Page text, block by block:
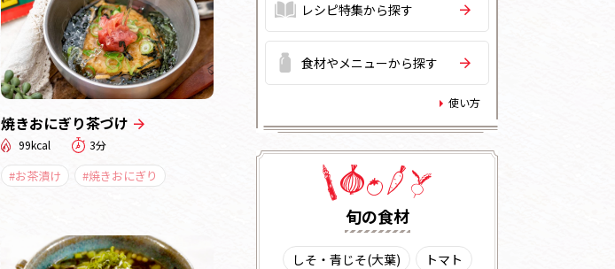
焼きおにぎり茶づけ
99kcal 3分
#お茶漬け #焼きおにぎり
レシピ特集から探す
食材やメニューから探す
使い方
旬の⾷材
しそ・青じそ(大葉)
トマト